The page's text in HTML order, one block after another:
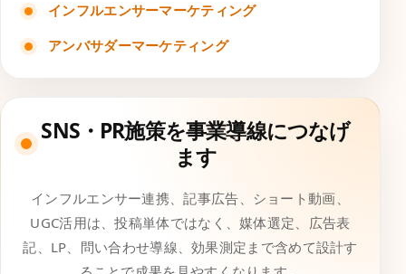
インフルエンサーマーケティング
アンバサダーマーケティング
SNS・PR施策を事業導線につなげ
ます
インフルエンサー連携、記事広告、ショート動画、
UGC活用は、投稿単体ではなく、媒体選定、広告表
記、LP、問い合わせ導線、効果測定まで含めて設計す